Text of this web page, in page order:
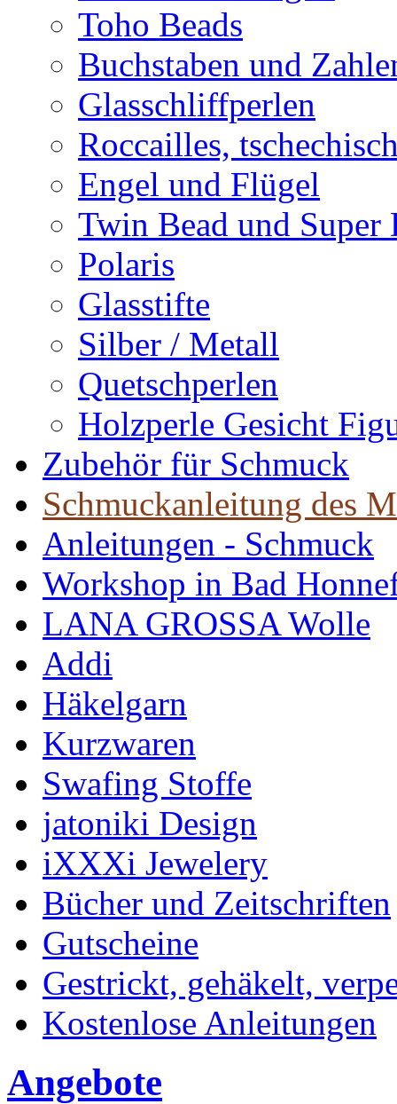
Toho Beads
Buchstaben und
Glasschliffperlen
Roccailles,
Engel und Flügel
Twin Bead und Super
Polaris
Glasstifte
Silber / Metall
Quetschperlen
Holzperle Gesicht
Zubehör für Schmuck
Schmuckanleitung des
Anleitungen - Schmuck
Workshop in Bad
LANA GROSSA Wolle
Addi
Häkelgarn
Kurzwaren
Swafing Stoffe
jatoniki Design
iXXXi Jewelery
Bücher und Zeitschriften
Gutscheine
Gestrickt, gehäkelt,
Kostenlose Anleitungen
Angebote